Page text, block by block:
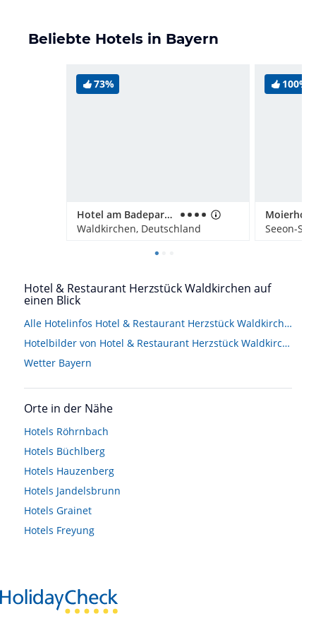
Beliebte Hotels in Bayern
73%
Hotel am Badepark Waldkirchen
Waldkirchen, Deutschland
100%
Moierhof
Seeon-
Hotel & Restaurant Herzstück Waldkirchen auf
einen Blick
Alle Hotelinfos Hotel & Restaurant Herzstück Waldkirchen
Hotelbilder von Hotel & Restaurant Herzstück Waldkirchen
Wetter Bayern
Orte in der Nähe
Hotels Röhrnbach
Hotels Büchlberg
Hotels Hauzenberg
Hotels Jandelsbrunn
Hotels Grainet
Hotels Freyung